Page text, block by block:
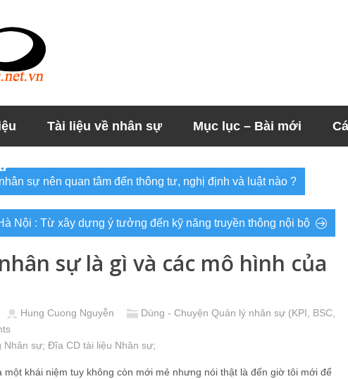
Tài liệu về nhân sự Mục lục – Bài mới
sự nên quan tâm đến thông tư, nghị định và luật nào ?
Nội : Từ xây dựng ý tưởng đến kỹ năng truyền thông nội bộ
sự là gì và các mô hình của
Hung Cuong Nguyễn
Dùng - Chuyện Quản lý nhân sự (KPI, BSC,
Nhân sự; Đĩa CD tài liệu Nhân sự;
một khái niệm tuy không còn mới mẻ nhưng nói thật là đến giờ tôi mới để